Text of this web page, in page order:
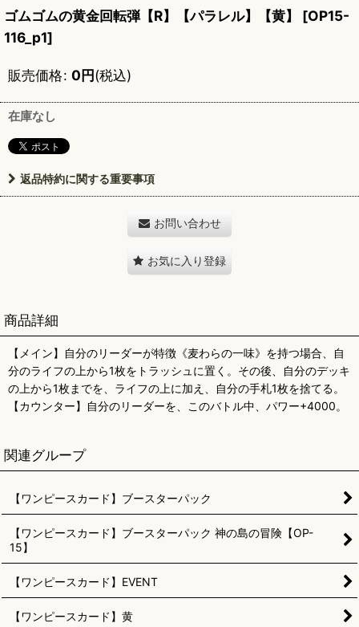
ゴムゴムの黄金回転弾【R】【パラレル】【黄】 [OP15-
116_p1]
販売価格: 0円(税込)
在庫なし
返品特約に関する重要事項
お問い合わせ
お気に入り登録
商品詳細
【メイン】自分のリーダーが特徴《麦わらの一味》を持つ場合、自
分のライフの上から1枚をトラッシュに置く。その後、自分のデッキ
の上から1枚までを、ライフの上に加え、自分の手札1枚を捨てる。
【カウンター】自分のリーダーを、このバトル中、パワー+4000。
関連グループ
【ワンピースカード】ブースターパック
【ワンピースカード】ブースターパック 神の島の冒険【OP-
15】
【ワンピースカード】EVENT
【ワンピースカード】黄